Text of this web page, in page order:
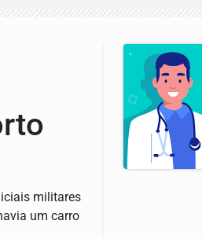
militares
um carro